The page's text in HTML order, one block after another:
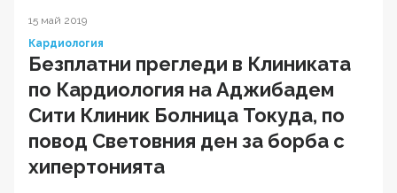
15 май 2019
Кардиология
Безплатни прегледи в Клиниката
по Кардиология на Аджибадем
Сити Клиник Болница Токуда, по
повод Световния ден за борба с
хипертонията